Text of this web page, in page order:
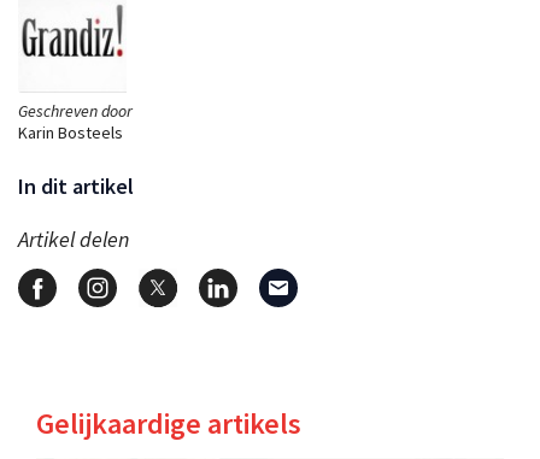
Geschreven door
Karin Bosteels
In dit artikel
Artikel delen
Gelijkaardige artikels